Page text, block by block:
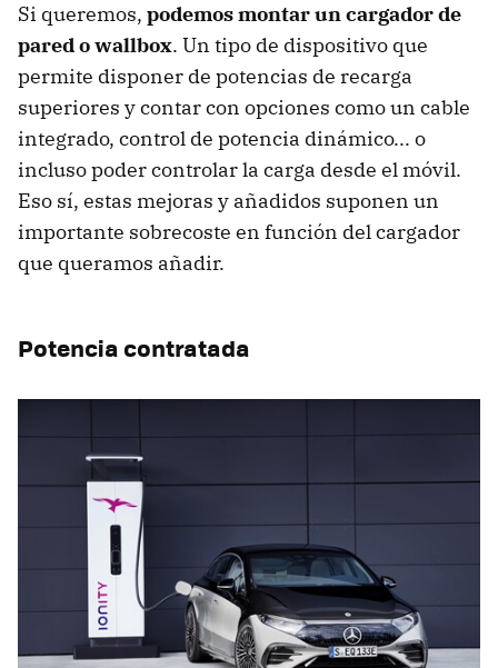
Si queremos, podemos montar un cargador de
pared o wallbox. Un tipo de dispositivo que
permite disponer de potencias de recarga
superiores y contar con opciones como un cable
integrado, control de potencia dinámico... o
incluso poder controlar la carga desde el móvil.
Eso sí, estas mejoras y añadidos suponen un
importante sobrecoste en función del cargador
que queramos añadir.
Potencia contratada